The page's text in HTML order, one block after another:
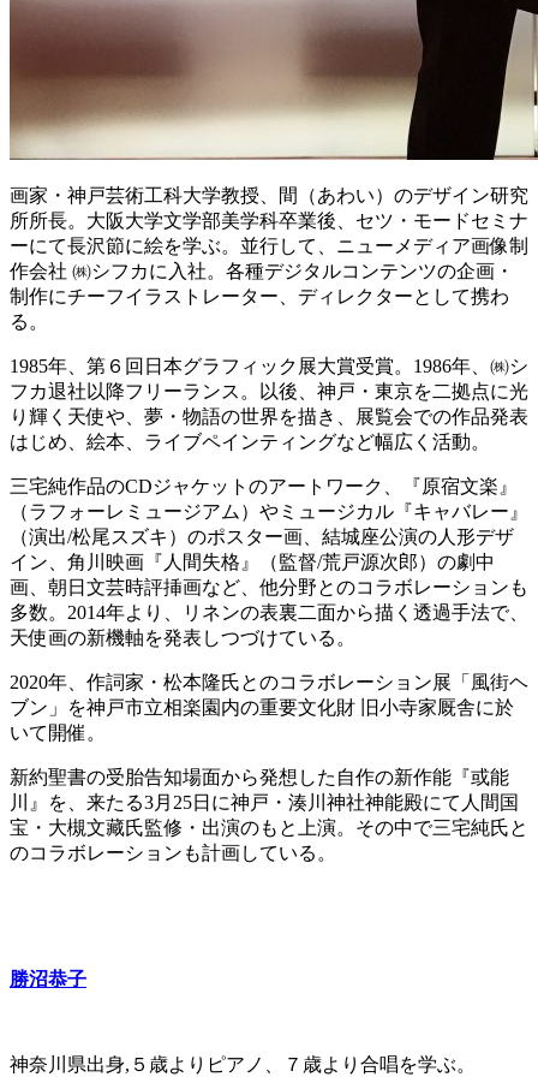
画家・神戸芸術工科大学教授、間（あわい）のデザイン研究
所所長。大阪大学文学部美学科卒業後、セツ・モードセミナ
ーにて長沢節に絵を学ぶ。並行して、ニューメディア画像制
作会社 ㈱シフカに入社。各種デジタルコンテンツの企画・
制作にチーフイラストレーター、ディレクターとして携わ
る。
1985年、第６回日本グラフィック展大賞受賞。1986年、㈱シ
フカ退社以降フリーランス。以後、神戸・東京を二拠点に光
り輝く天使や、夢・物語の世界を描き、展覧会での作品発表
はじめ、絵本、ライブペインティングなど幅広く活動。
三宅純作品のCDジャケットのアートワーク、『原宿文楽』
（ラフォーレミュージアム）やミュージカル『キャバレー』
（演出/松尾スズキ）のポスター画、結城座公演の人形デザ
イン、角川映画『人間失格』（監督/荒戸源次郎）の劇中
画、朝日文芸時評挿画など、他分野とのコラボレーションも
多数。2014年より、リネンの表裏二面から描く透過手法で、
天使画の新機軸を発表しつづけている。
2020年、作詞家・松本隆氏とのコラボレーション展「風街ヘ
ブン」を神戸市立相楽園内の重要文化財 旧小寺家厩舎に於
いて開催。
新約聖書の受胎告知場面から発想した自作の新作能『或能
川』を、来たる3月25日に神戸・湊川神社神能殿にて人間国
宝・大槻文藏氏監修・出演のもと上演。その中で三宅純氏と
のコラボレーションも計画している。
勝沼恭子
神奈川県出身,５歳よりピアノ、７歳より合唱を学ぶ。